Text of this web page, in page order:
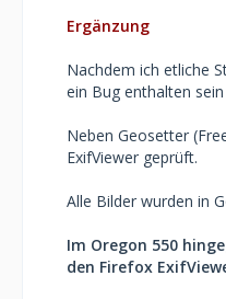
Ergänzung
Nachdem ich etliche
ein Bug enthalten
Neben Geosetter
ExifViewer geprüft.
Alle Bilder wurden in
Im Oregon 550
den Firefox